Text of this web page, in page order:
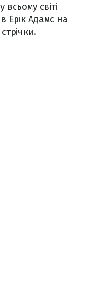
світі
Ерік Адамс на